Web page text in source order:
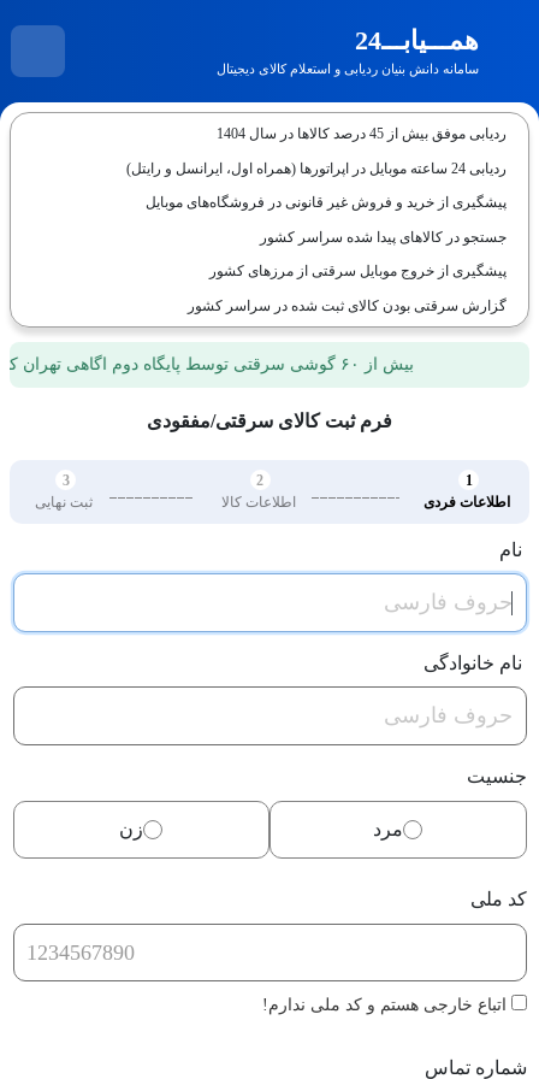
همـــیابـــ24
سامانه دانش بنیان ردیابی و استعلام کالای دیجیتال
ردیابی موفق بیش از 45 درصد کالاها در سال 1404
ردیابی 24 ساعته موبایل در اپراتورها (همراه‌ اول، ایرانسل و رایتل)
پیشگیری از خرید و فروش غیر قانونی در فروشگاه‌های موبایل
جستجو در کالاهای پیدا شده سراسر کشور
پیشگیری از خروج موبایل سرقتی از مرزهای کشور
گزارش سرقتی بودن کالای ثبت شده در سراسر کشور
بیش از ۶۰ گوشی سرقتی توسط پایگاه دوم اگاهی تهران کشف شده،کشفیات جدید در حال ثبت و اعلام در سامانه همیاب24 است.
فرم ثبت کالای سرقتی/مفقودی
1
اطلاعات فردی
2
اطلاعات کالا
3
ثبت نهایی
نام
نام خانوادگی
جنسیت
مرد زن
کد ملی
اتباع خارجی هستم و کد ملی ندارم!
شماره تماس